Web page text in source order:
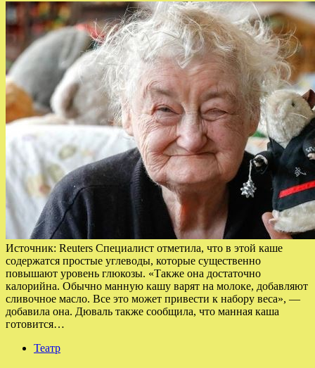
Источник: Reuters Специалист отметила, что в этой каше
содержатся простые углеводы, которые существенно
повышают уровень глюкозы. «Также она достаточно
калорийна. Обычно манную кашу варят на молоке, добавляют
сливочное масло. Все это может привести к набору веса», —
добавила она. Дюваль также сообщила, что манная каша
готовится…
Театр